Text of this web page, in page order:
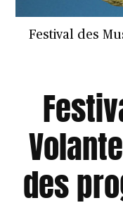
Festival des
des